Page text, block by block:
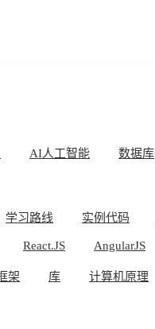
AI人工智能 数据库
学习路线 实例代码
React.JS AngularJS
架 库 计算机原理